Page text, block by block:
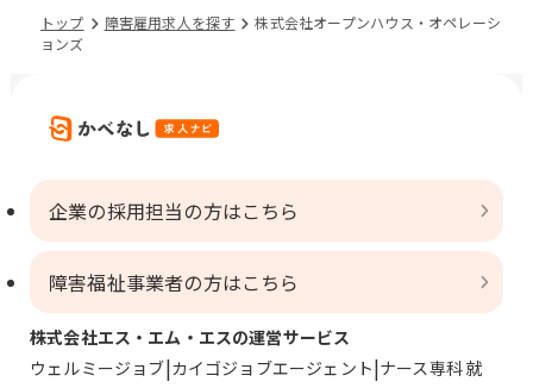
〈正社員登用実績〉
トップ 障害雇用求人を探す
株式会社オープンハウス・オペレーシ
ョンズ
企業の採用担当の方はこちら
障害福祉事業者の方はこちら
株式会社エス・エム・エスの運営サービス
ウェルミージョブ カイゴジョブエージェント ナース専科 就